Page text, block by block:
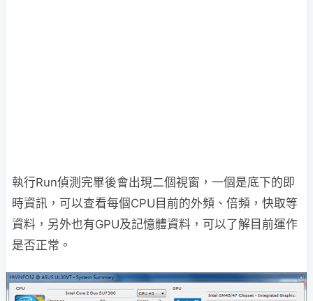
執行Run偵測完畢後會出現二個視窗，一個是底下的即
時資訊，可以查看每個CPU目前的外頻、倍頻，快取等
資料，另外也有GPU及記憶體資料，可以了解目前運作
是否正常。